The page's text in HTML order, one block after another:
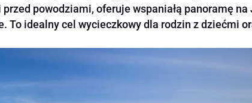
przed powodziami, oferuje wspaniałą panoramę na
To idealny cel wycieczkowy dla rodzin z dziećmi